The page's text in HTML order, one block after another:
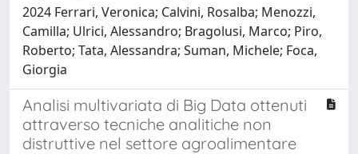
2024 Ferrari, Veronica; Calvini, Rosalba; Menozzi,
Camilla; Ulrici, Alessandro; Bragolusi, Marco; Piro,
Roberto; Tata, Alessandra; Suman, Michele; Foca,
Giorgia
Analisi multivariata di Big Data ottenuti
attraverso tecniche analitiche non
distruttive nel settore agroalimentare